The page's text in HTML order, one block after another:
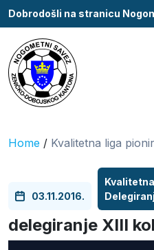
Dobrodošli na stranicu
Home / Kvalitetna liga
03.11.2016.
delegiranje XIII